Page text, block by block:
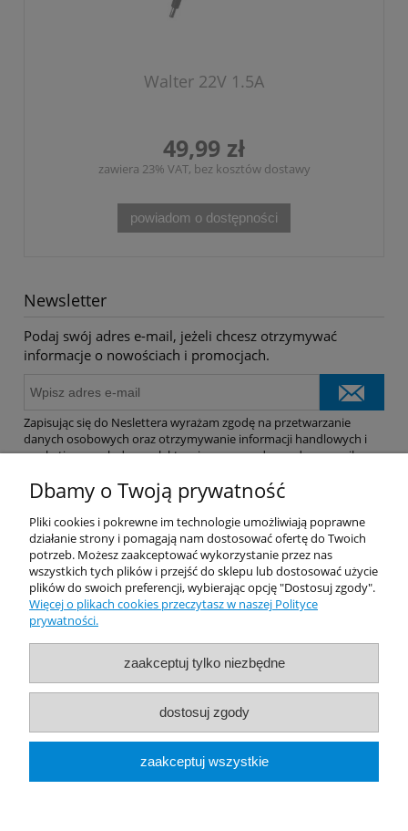
Walter 22V 1.5A
49,99 zł
zawiera 23% VAT, bez kosztów dostawy
powiadom o dostępności
Newsletter
Podaj swój adres e-mail, jeżeli chcesz otrzymywać
informacje o nowościach i promocjach.
Zapisując się do Neslettera wyrażam zgodę na przetwarzanie
danych osobowych oraz otrzymywanie informacji handlowych i
marketingowych drogą elektroniczną na podany adres e-mail.
Pomoc
Dostawa
Moje konto
O firmie
Rekomendowane Strony
Dbamy o Twoją prywatność
Pliki cookies i pokrewne im technologie umożliwiają poprawne
działanie strony i pomagają nam dostosować ofertę do Twoich
potrzeb. Możesz zaakceptować wykorzystanie przez nas
wszystkich tych plików i przejść do sklepu lub dostosować użycie
plików do swoich preferencji, wybierając opcję "Dostosuj zgody".
Więcej o plikach cookies przeczytasz w naszej Polityce
prywatności.
zaakceptuj tylko niezbędne
dostosuj zgody
zaakceptuj wszystkie